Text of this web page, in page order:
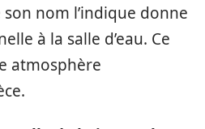
son nom l’indique donne
à la salle d’eau. Ce
atmosphère